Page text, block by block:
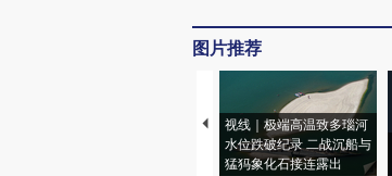
图片推荐
视线｜极端高温致多瑙河
水位跌破纪录 二战沉船与
猛犸象化石接连露出